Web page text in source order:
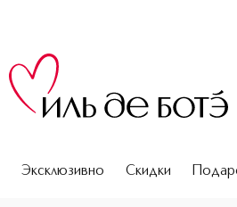
Эксклюзивно Скидки